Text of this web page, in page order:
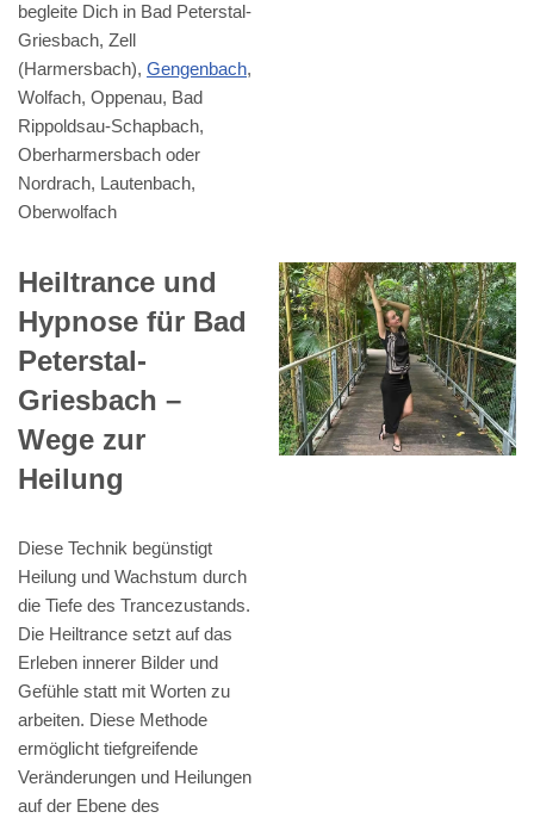
begleite Dich in Bad Peterstal-
Griesbach, Zell
(Harmersbach), Gengenbach,
Wolfach, Oppenau, Bad
Rippoldsau-Schapbach,
Oberharmersbach oder
Nordrach, Lautenbach,
Oberwolfach
Heiltrance und
Hypnose für Bad
Peterstal-
Griesbach –
Wege zur
Heilung
Diese Technik begünstigt
Heilung und Wachstum durch
die Tiefe des Trancezustands.
Die Heiltrance setzt auf das
Erleben innerer Bilder und
Gefühle statt mit Worten zu
arbeiten. Diese Methode
ermöglicht tiefgreifende
Veränderungen und Heilungen
auf der Ebene des